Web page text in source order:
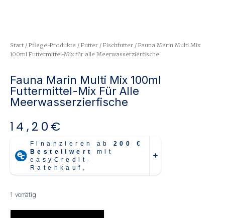
Start / Pflege-Produkte / Futter / Fischfutter / Fauna Marin Multi Mix
100ml Futtermittel-Mix für alle Meerwasserzierfische
Fauna Marin Multi Mix 100ml
Futtermittel-Mix Für Alle
Meerwasserzierfische
14,20 €
1 vorrätig